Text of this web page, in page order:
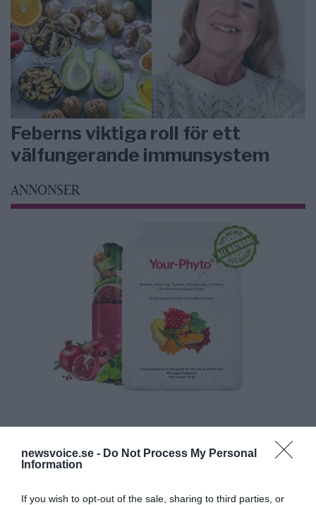
newsvoice.se - Do Not Process My Personal
Information
If you wish to opt-out of the sale, sharing to third parties, or
Feberns viktiga roll för ett
välfungerande immunsystem
ANNONSER